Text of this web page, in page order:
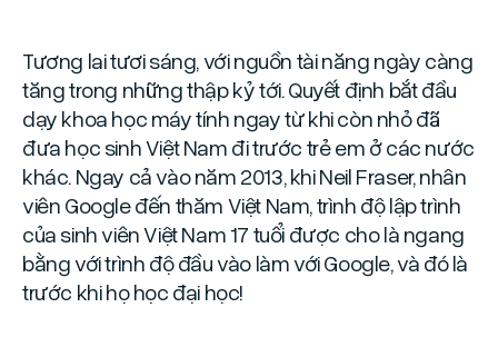
Tương lai tươi sáng, với nguồn tài năng ngày càng
tăng trong những thập kỷ tới. Quyết định bắt đầu
dạy khoa học máy tính ngay từ khi còn nhỏ đã
đưa học sinh Việt Nam đi trước trẻ em ở các nước
khác. Ngay cả vào năm 2013, khi Neil Fraser, nhân
viên Google đến thăm Việt Nam, trình độ lập trình
của sinh viên Việt Nam 17 tuổi được cho là ngang
bằng với trình độ đầu vào làm với Google, và đó là
trước khi họ học đại học!